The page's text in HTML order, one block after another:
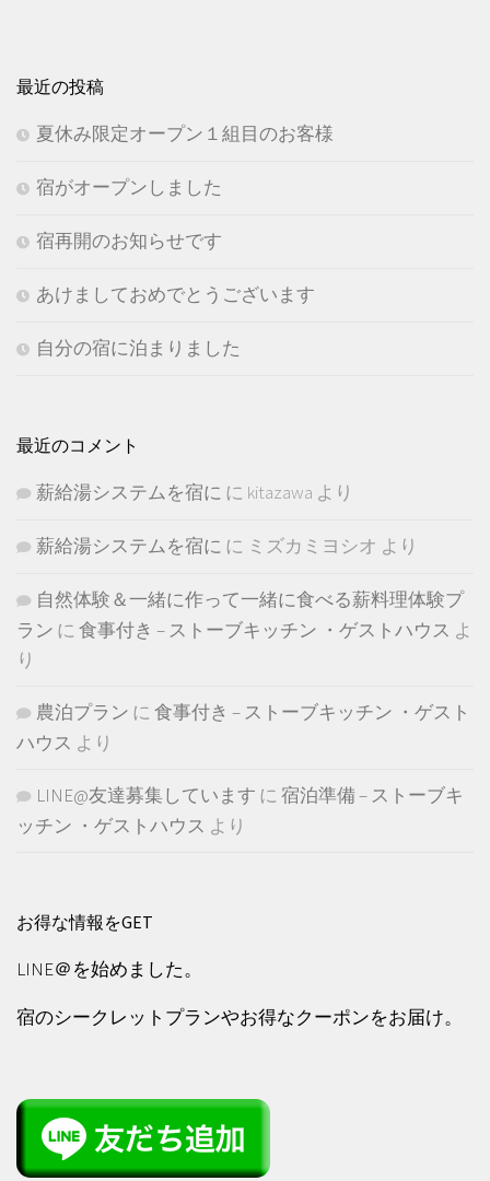
最近の投稿
夏休み限定オープン１組目のお客様
宿がオープンしました
宿再開のお知らせです
あけましておめでとうございます
自分の宿に泊まりました
最近のコメント
薪給湯システムを宿に に kitazawa より
薪給湯システムを宿に に ミズカミヨシオ より
自然体験＆一緒に作って一緒に食べる薪料理体験プ
ラン に 食事付き – ストーブキッチン ・ゲストハウス よ
り
農泊プラン に 食事付き – ストーブキッチン ・ゲスト
ハウス より
LINE@友達募集しています に 宿泊準備 – ストーブキ
ッチン ・ゲストハウス より
お得な情報をGET
LINE＠を始めました。
宿のシークレットプランやお得なクーポンをお届け。